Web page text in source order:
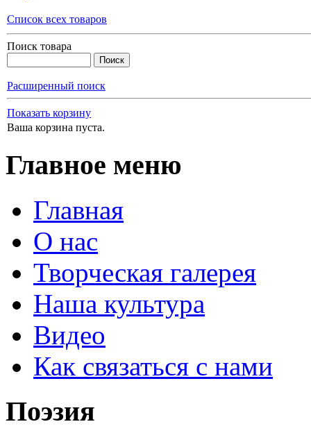
Список всех товаров
Поиск товара
Расширенный поиск
Показать корзину
Ваша корзина пуста.
Главное меню
Главная
О нас
Творческая галерея
Наша культура
Видео
Как связаться с нами
Поэзия